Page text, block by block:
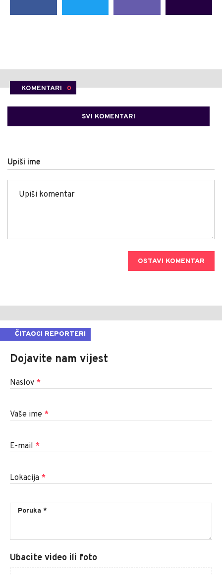
KOMENTARI 0
SVI KOMENTARI
Upiši ime
OSTAVI KOMENTAR
ČITAOCI REPORTERI
Dojavite nam vijest
Naslov *
Vaše ime *
E-mail *
Lokacija *
Ubacite video ili foto